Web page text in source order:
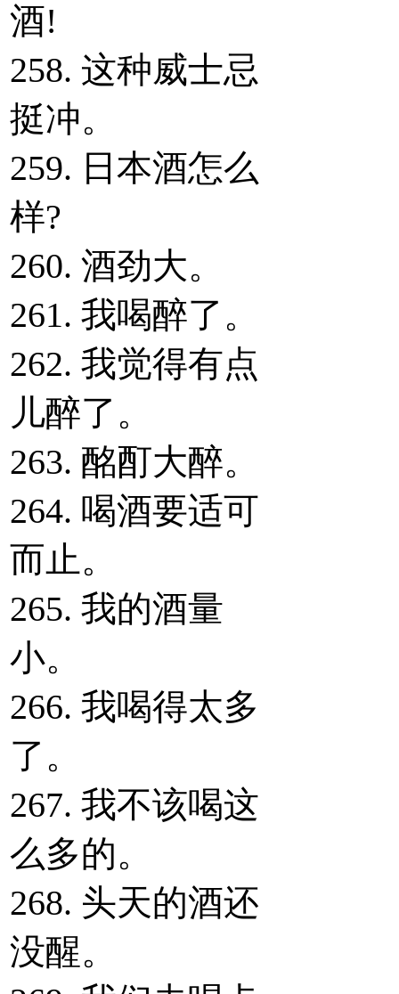
酒!
258. 这种威士忌
挺冲。
259. 日本酒怎么
样?
260. 酒劲大。
261. 我喝醉了。
262. 我觉得有点
儿醉了。
263. 酩酊大醉。
264. 喝酒要适可
而止。
265. 我的酒量
小。
266. 我喝得太多
了。
267. 我不该喝这
么多的。
268. 头天的酒还
没醒。